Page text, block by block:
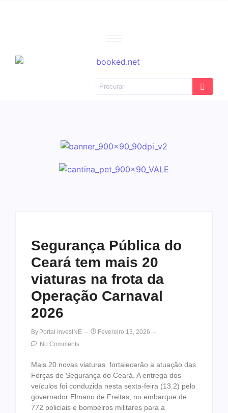
Segurança Pública do
Ceará tem mais 20
viaturas na frota da
Operação Carnaval
2026
By Portal InvestNE
Fevereiro 13, 2026
No Comments
Mais 20 novas viaturas fortalecerão a atuação das
Forças de Segurança do Ceará. A entrega dos
veículos foi conduzida nesta sexta-feira (13.2) pelo
governador Elmano de Freitas, no embarque de
772 policiais e bombeiros militares para a